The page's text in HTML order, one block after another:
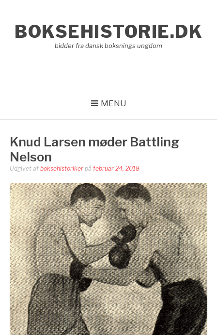
indholdBOKSEHISTORIE.DK
bidder fra dansk boksnings ungdom
MENU
Knud Larsen møder Battling
Nelson
Udgivet af boksehistoriker på februar 24, 2018